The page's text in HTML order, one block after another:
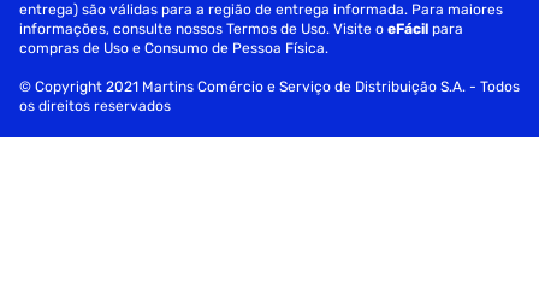
entrega) são válidas para a região de entrega informada. Para maiores
informações, consulte nossos Termos de Uso. Visite oeFácil para
compras de Uso e Consumo de Pessoa Física.
© Copyright 2021 Martins Comércio e Serviço de Distribuição S.A. - Todos
os direitos reservados